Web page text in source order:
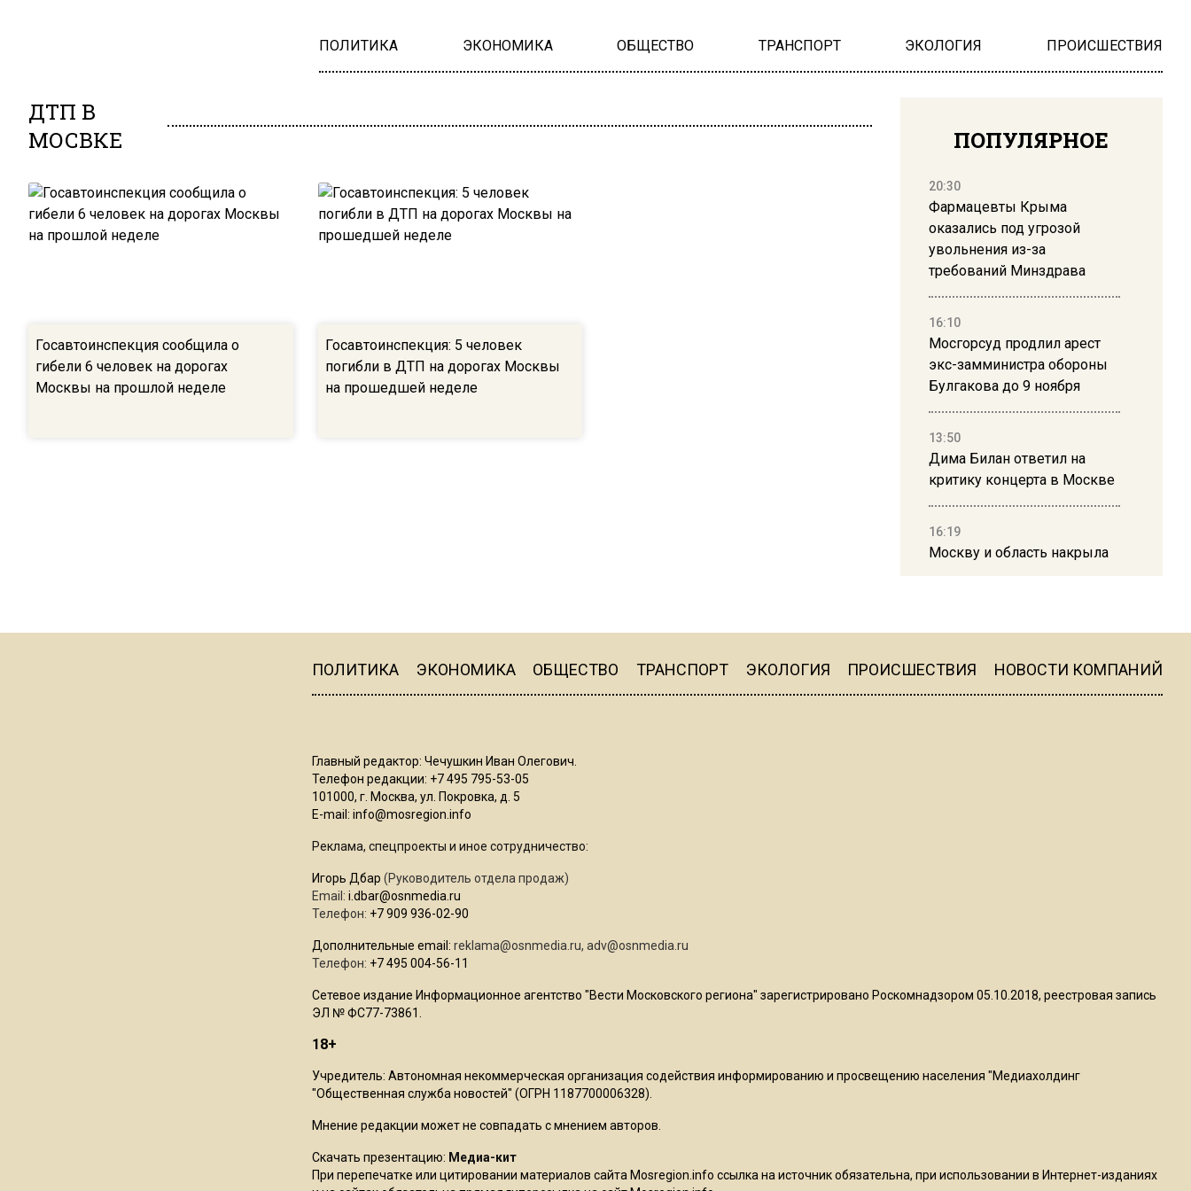
ПОЛИТИКА ЭКОНОМИКА ОБЩЕСТВО ТРАНСПОРТ ЭКОЛОГИЯ ПРОИСШЕСТВИЯ
ДТП В
МОСВКЕ
Госавтоинспекция сообщила о
гибели 6 человек на дорогах
Москвы на прошлой неделе
Госавтоинспекция: 5 человек
погибли в ДТП на дорогах Москвы
на прошедшей неделе
ПОПУЛЯРНОЕ
20:30
Фармацевты Крыма
оказались под угрозой
увольнения из-за
требований Минздрава
16:10
Мосгорсуд продлил арест
экс-замминистра обороны
Булгакова до 9 ноября
13:50
Дима Билан ответил на
критику концерта в Москве
16:19
Москву и область накрыла
ограничат движение на
13:50
«Химок»
ПОЛИТИКА ЭКОНОМИКА ОБЩЕСТВО ТРАНСПОРТ ЭКОЛОГИЯ ПРОИСШЕСТВИЯ НОВОСТИ КОМПАНИЙ
Главный редактор: Чечушкин Иван Олегович.
Телефон редакции: +7 495 795-53-05
101000, г. Москва, ул. Покровка, д. 5
E-mail: info@mosregion.info
Реклама, спецпроекты и иное сотрудничество:
Игорь Дбар (Руководитель отдела продаж)
Email: i.dbar@osnmedia.ru
Телефон: +7 909 936-02-90
Дополнительные email: reklama@osnmedia.ru, adv@osnmedia.ru
Телефон: +7 495 004-56-11
Сетевое издание Информационное агентство "Вести Московского региона" зарегистрировано Роскомнадзором 05.10.2018, реестровая запись
ЭЛ № ФС77-73861.
18+
Учредитель: Автономная некоммерческая организация содействия информированию и просвещению населения "Медиахолдинг
"Общественная служба новостей" (ОГРН 1187700006328).
Мнение редакции может не совпадать с мнением авторов.
Скачать презентацию: Медиа-кит
При перепечатке или цитировании материалов сайта Mosregion.info ссылка на источник обязательна, при использовании в Интернет-изданиях